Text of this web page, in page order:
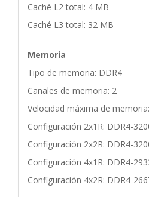
Caché L2 total: 4 MB
Caché L3 total: 32 MB
Memoria
Tipo de memoria: DDR4
Canales de memoria: 2
Velocidad máxima de
Configuración 2x1R: DDR4-
Configuración 2x2R: DDR4-
Configuración 4x1R: DDR4-
Configuración 4x2R: DDR4-